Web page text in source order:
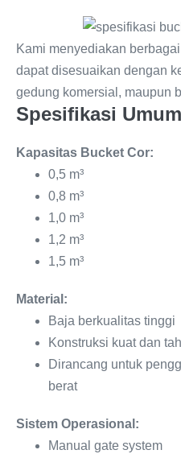
Kami menyediakan
dapat disesuaikan dengan
gedung komersial, maupun
Spesifikasi Umum
Kapasitas Bucket Cor:
0,5 m³
0,8 m³
1,0 m³
1,2 m³
1,5 m³
Material:
Baja berkualitas tinggi
Konstruksi kuat dan
Dirancang untuk
berat
Sistem Operasional:
Manual gate system